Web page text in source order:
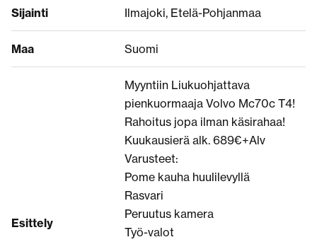
Sijainti Ilmajoki, Etelä-Pohjanmaa
Maa Suomi
Esittely
Myyntiin Liukuohjattava
pienkuormaaja Volvo Mc70c T4!
Rahoitus jopa ilman käsirahaa!
Kuukausierä alk. 689€+Alv
Varusteet:
Pome kauha huulilevyllä
Rasvari
Peruutus kamera
Työ-valot